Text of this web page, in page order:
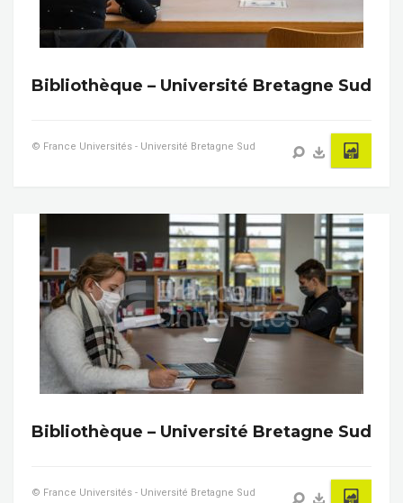
Bibliothèque – Université Bretagne Sud
© France Universités - Université Bretagne Sud
Bibliothèque – Université Bretagne Sud
© France Universités - Université Bretagne Sud